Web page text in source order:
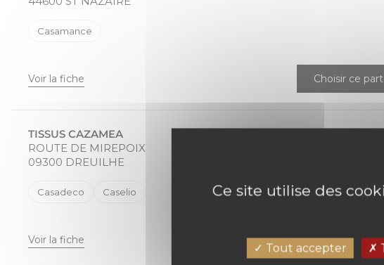
Casamance
Voir la fiche Choisir ce
TISSUS CAZAMEA
ROUTE DE MIREPOIX
09300 DREUILHE
Casadeco Caselio
Voir la fiche Choisir ce
Ce site utilise des
Tout accepter